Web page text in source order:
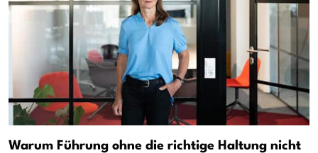
Warum Führung ohne die richtige Haltung nicht